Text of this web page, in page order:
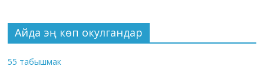
Айда эң көп окулгандар
55 табышмак